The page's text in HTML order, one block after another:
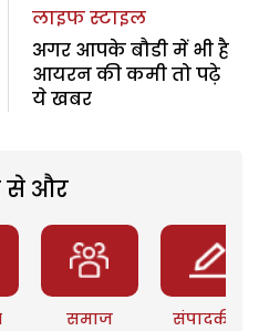
लाइफ स्टाइल
अगर आपके बौडी में भी है
आयरन की कमी तो पढ़े
ये खबर
से और
समाज संपादकीय